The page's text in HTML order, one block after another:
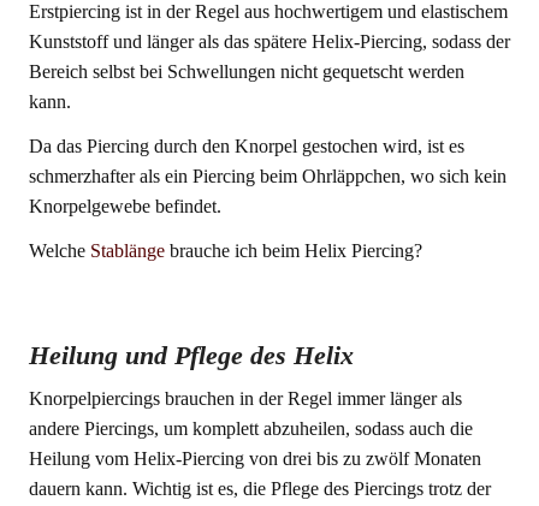
Erstpiercing ist in der Regel aus hochwertigem und elastischem
Kunststoff und länger als das spätere Helix-Piercing, sodass der
Bereich selbst bei Schwellungen nicht gequetscht werden
kann.
Da das Piercing durch den Knorpel gestochen wird, ist es
schmerzhafter als ein Piercing beim Ohrläppchen, wo sich kein
Knorpelgewebe befindet.
Welche Stablänge brauche ich beim Helix Piercing?
Heilung und Pflege des Helix
Knorpelpiercings brauchen in der Regel immer länger als
andere Piercings, um komplett abzuheilen, sodass auch die
Heilung vom Helix-Piercing von drei bis zu zwölf Monaten
dauern kann. Wichtig ist es, die Pflege des Piercings trotz der